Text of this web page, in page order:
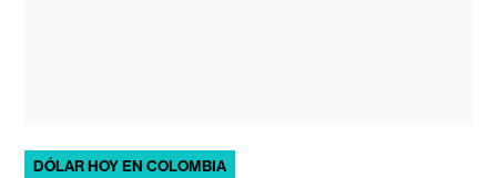
DÓLAR HOY EN COLOMBIA